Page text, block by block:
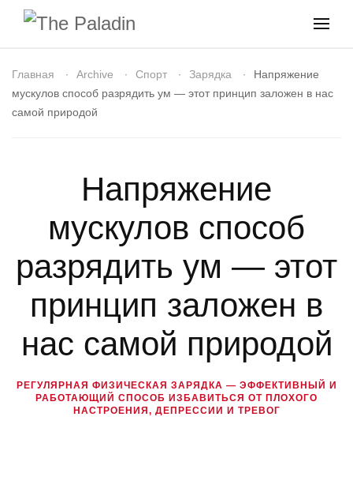
Главная Archive Спорт Зарядка
Напряжение
мускулов способ разрядить ум — этот принцип заложен в нас
самой природой
Напряжение
мускулов способ
разрядить ум — этот
принцип заложен в
нас самой природой
РЕГУЛЯРНАЯ ФИЗИЧЕСКАЯ ЗАРЯДКА — ЭФФЕКТИВНЫЙ И
РАБОТАЮЩИЙ СПОСОБ ИЗБАВИТЬСЯ ОТ ПЛОХОГО
НАСТРОЕНИЯ, ДЕПРЕССИИ И ТРЕВОГ